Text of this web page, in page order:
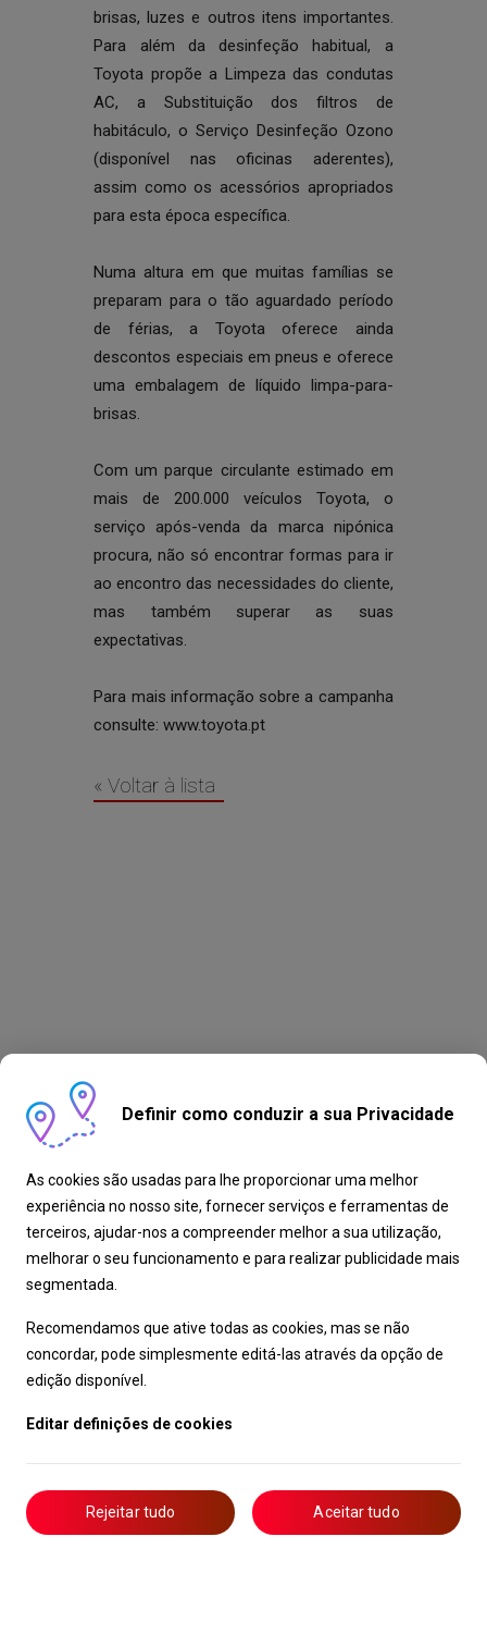
brisas, luzes e outros itens importantes.
Para além da desinfeção habitual, a
Toyota propõe a Limpeza das condutas
AC, a Substituição dos filtros de
habitáculo, o Serviço Desinfeção Ozono
(disponível nas oficinas aderentes),
assim como os acessórios apropriados
para esta época específica.
Numa altura em que muitas famílias se
preparam para o tão aguardado período
de férias, a Toyota oferece ainda
descontos especiais em pneus e oferece
uma embalagem de líquido limpa-para-
brisas.
Com um parque circulante estimado em
mais de 200.000 veículos Toyota, o
serviço após-venda da marca nipónica
procura, não só encontrar formas para ir
ao encontro das necessidades do cliente,
mas também superar as suas
expectativas.
Para mais informação sobre a campanha
consulte:www.toyota.pt
« Voltar à lista
Definir como conduzir a sua Privacidade
As cookies são usadas para lhe proporcionar uma melhor
experiência no nosso site, fornecer serviços e ferramentas de
terceiros, ajudar-nos a compreender melhor a sua utilização,
melhorar o seu funcionamento e para realizar publicidade mais
segmentada.
Recomendamos que ative todas as cookies, mas se não
concordar, pode simplesmente editá-las através da opção de
edição disponível.
Editar definições de cookies
Rejeitar tudo Aceitar tudo